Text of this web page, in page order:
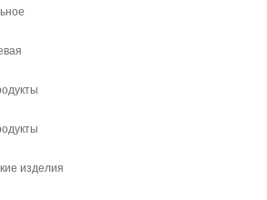
изделия